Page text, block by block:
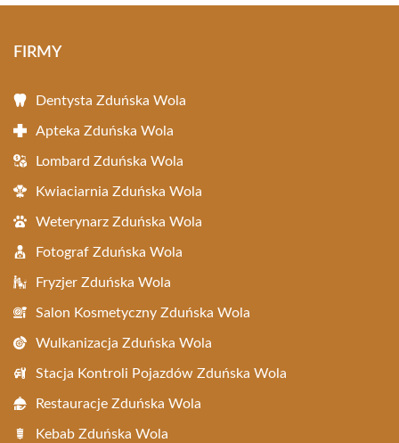
FIRMY
Dentysta Zduńska Wola
Apteka Zduńska Wola
Lombard Zduńska Wola
Kwiaciarnia Zduńska Wola
Weterynarz Zduńska Wola
Fotograf Zduńska Wola
Fryzjer Zduńska Wola
Salon Kosmetyczny Zduńska Wola
Wulkanizacja Zduńska Wola
Stacja Kontroli Pojazdów Zduńska Wola
Restauracje Zduńska Wola
Kebab Zduńska Wola